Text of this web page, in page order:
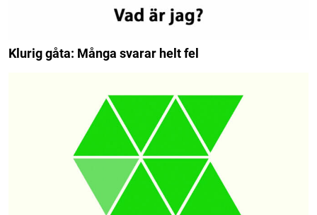
Klurig gåta: Många svarar helt fel